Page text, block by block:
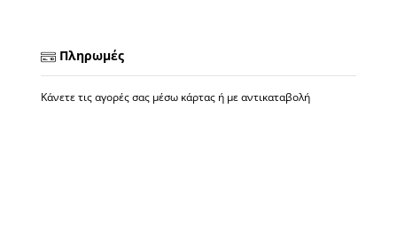
Πληρωμές
Κάνετε τις αγορές σας μέσω κάρτας ή με αντικαταβολή